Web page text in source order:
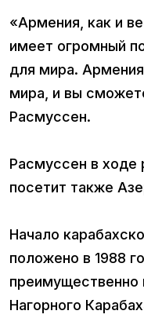
«Армения, как и
имеет огромный
для мира.
мира, и вы
Расмуссен.
Расмуссен в ходе
посетит также
Начало
положено в 1988
преимущественно
Нагорного